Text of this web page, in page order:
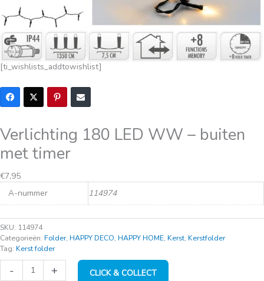
[ti_wishlists_addtowishlist]
Verlichting 180 LED WW – buiten
met timer
€7,95
A-nummer
114974
SKU: 114974
Categorieën: Folder, HAPPY DECO, HAPPY HOME, Kerst, Kerstfolder
Tag: Kerst folder
-
Verlichting
180
+ CLICK & COLLECT